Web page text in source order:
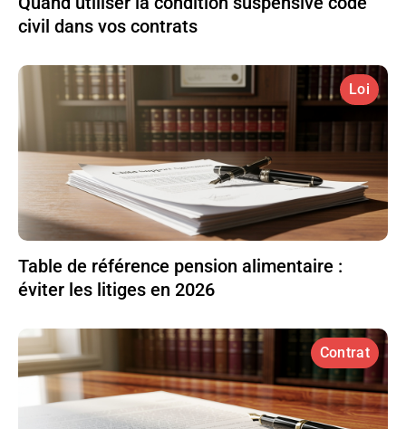
civil dans vos contrats
Loi
Table de référence pension alimentaire :
éviter les litiges en 2026
Contrat